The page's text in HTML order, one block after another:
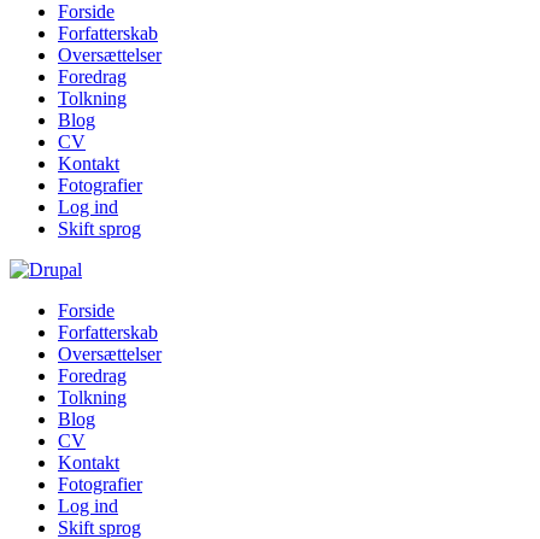
Forside
Forfatterskab
Oversættelser
Foredrag
Tolkning
Blog
CV
Kontakt
Fotografier
Log ind
Skift sprog
Forside
Forfatterskab
Oversættelser
Foredrag
Tolkning
Blog
CV
Kontakt
Fotografier
Log ind
Skift sprog